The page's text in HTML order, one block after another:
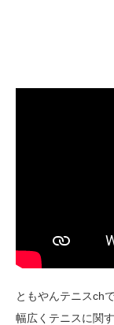
ともやんテニスch
幅広くテニスに関